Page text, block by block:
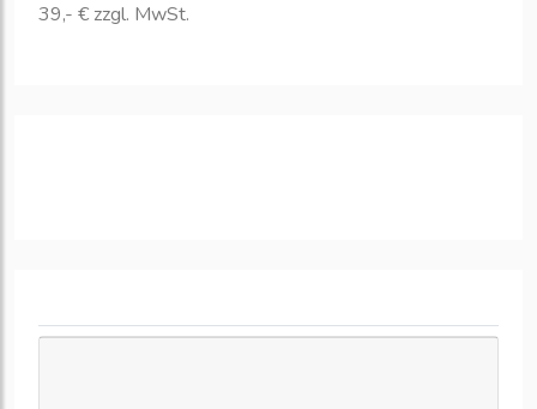
39,- € zzgl. MwSt.